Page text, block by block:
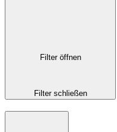
Filter öffnen
Filter schließen